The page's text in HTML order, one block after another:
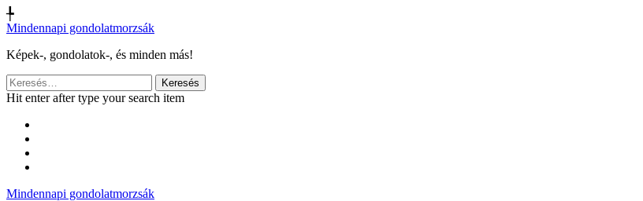
╄
Mindennapi gondolatmorzsák
Képek-, gondolatok-, és minden más!
Keresés:
Hit enter after type your search item
Mindennapi gondolatmorzsák